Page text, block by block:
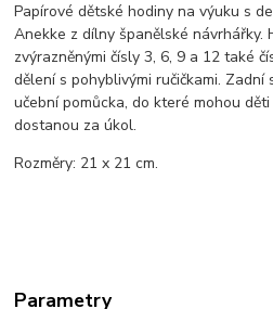
Papírové dětské hodiny na výuku s
Anekke z dílny španělské návrhářky.
zvýrazněnými čísly 3, 6, 9 a 12 také
dělení s pohyblivými ručičkami.
učební pomůcka, do které mohou
dostanou za úkol.
Rozměry: 21 x 21 cm.
Parametry